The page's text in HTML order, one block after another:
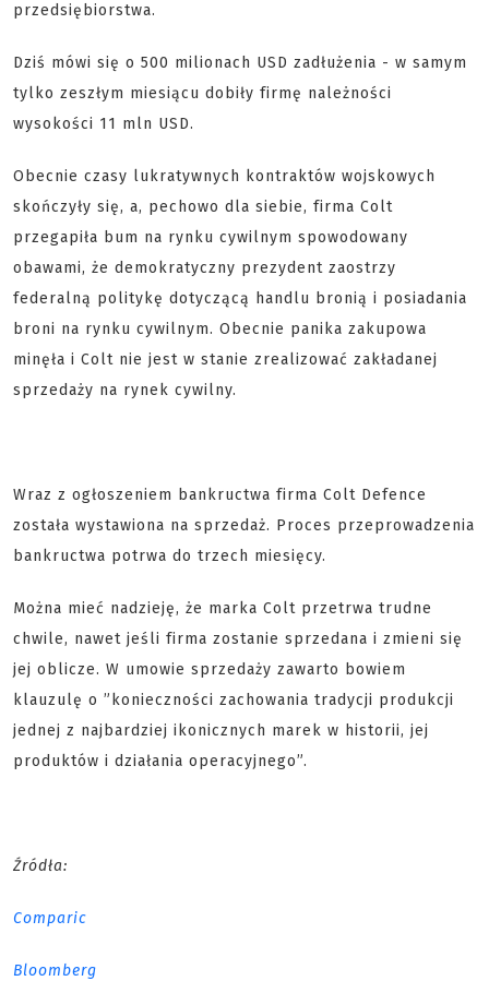
przedsiębiorstwa.
Dziś mówi się o 500 milionach USD zadłużenia - w samym
tylko zeszłym miesiącu dobiły firmę należności
wysokości 11 mln USD.
Obecnie czasy lukratywnych kontraktów wojskowych
skończyły się, a, pechowo dla siebie, firma Colt
przegapiła bum na rynku cywilnym spowodowany
obawami, że demokratyczny prezydent zaostrzy
federalną politykę dotyczącą handlu bronią i posiadania
broni na rynku cywilnym. Obecnie panika zakupowa
minęła i Colt nie jest w stanie zrealizować zakładanej
sprzedaży na rynek cywilny.
Wraz z ogłoszeniem bankructwa firma Colt Defence
została wystawiona na sprzedaż. Proces przeprowadzenia
bankructwa potrwa do trzech miesięcy.
Można mieć nadzieję, że marka Colt przetrwa trudne
chwile, nawet jeśli firma zostanie sprzedana i zmieni się
jej oblicze. W umowie sprzedaży zawarto bowiem
klauzulę o ”konieczności zachowania tradycji produkcji
jednej z najbardziej ikonicznych marek w historii, jej
produktów i działania operacyjnego”.
Źródła:
Comparic
Bloomberg